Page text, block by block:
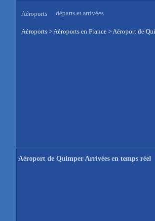
Aéroports départs et arrivées
Aéroports >Aéroports en France >Aéroport de
Aéroport de Quimper Arrivées en temps réel